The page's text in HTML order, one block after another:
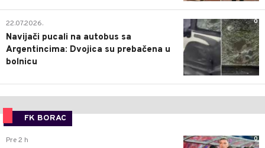
0
22.07.2026.
Navijači pucali na autobus sa
Argentincima: Dvojica su prebačena u
bolnicu
FK BORAC
0
Pre 2 h